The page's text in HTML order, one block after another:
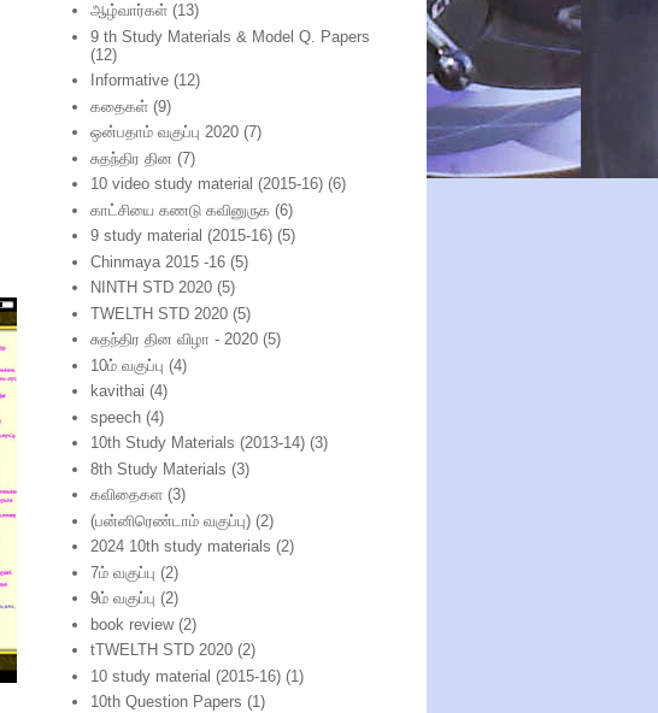
ஆழ்வார்கள் (13)
9 th Study Materials & Model Q. Papers
(12)
Informative (12)
கதைகள் (9)
ஒன்பதாம் வகுப்பு 2020 (7)
சுதந்திர தின (7)
10 video study material (2015-16) (6)
காட்சியை கணடு கவினுருக (6)
9 study material (2015-16) (5)
Chinmaya 2015 -16 (5)
NINTH STD 2020 (5)
TWELTH STD 2020 (5)
சுதந்திர தின விழா - 2020 (5)
10ம் வகுப்பு (4)
kavithai (4)
speech (4)
10th Study Materials (2013-14) (3)
8th Study Materials (3)
கவிதைகள (3)
(பன்னிரெண்டாம் வகுப்பு) (2)
2024 10th study materials (2)
7ம் வகுப்பு (2)
9ம் வகுப்பு (2)
book review (2)
tTWELTH STD 2020 (2)
10 study material (2015-16) (1)
10th Question Papers (1)